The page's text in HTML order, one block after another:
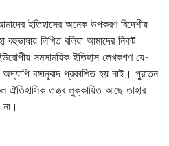
ইতিহাসের অনেক উপকরণ বিদেশীয়
বহুভাষায় লিখিত বলিয়া আমাদের নিকট
সমসাময়িক ইতিহাস লেখকগণ যে-
বঙ্গানুবাদ প্রকাশিত হয় নাই। পুরাতন
ঐতিহাসিক তত্ত্ব লুক্কায়িত আছে তাহার